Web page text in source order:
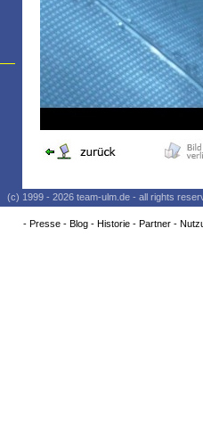
(c) 1999 - 2026 team-ulm.de - all rights
- Presse- Blog- Historie- Partner-